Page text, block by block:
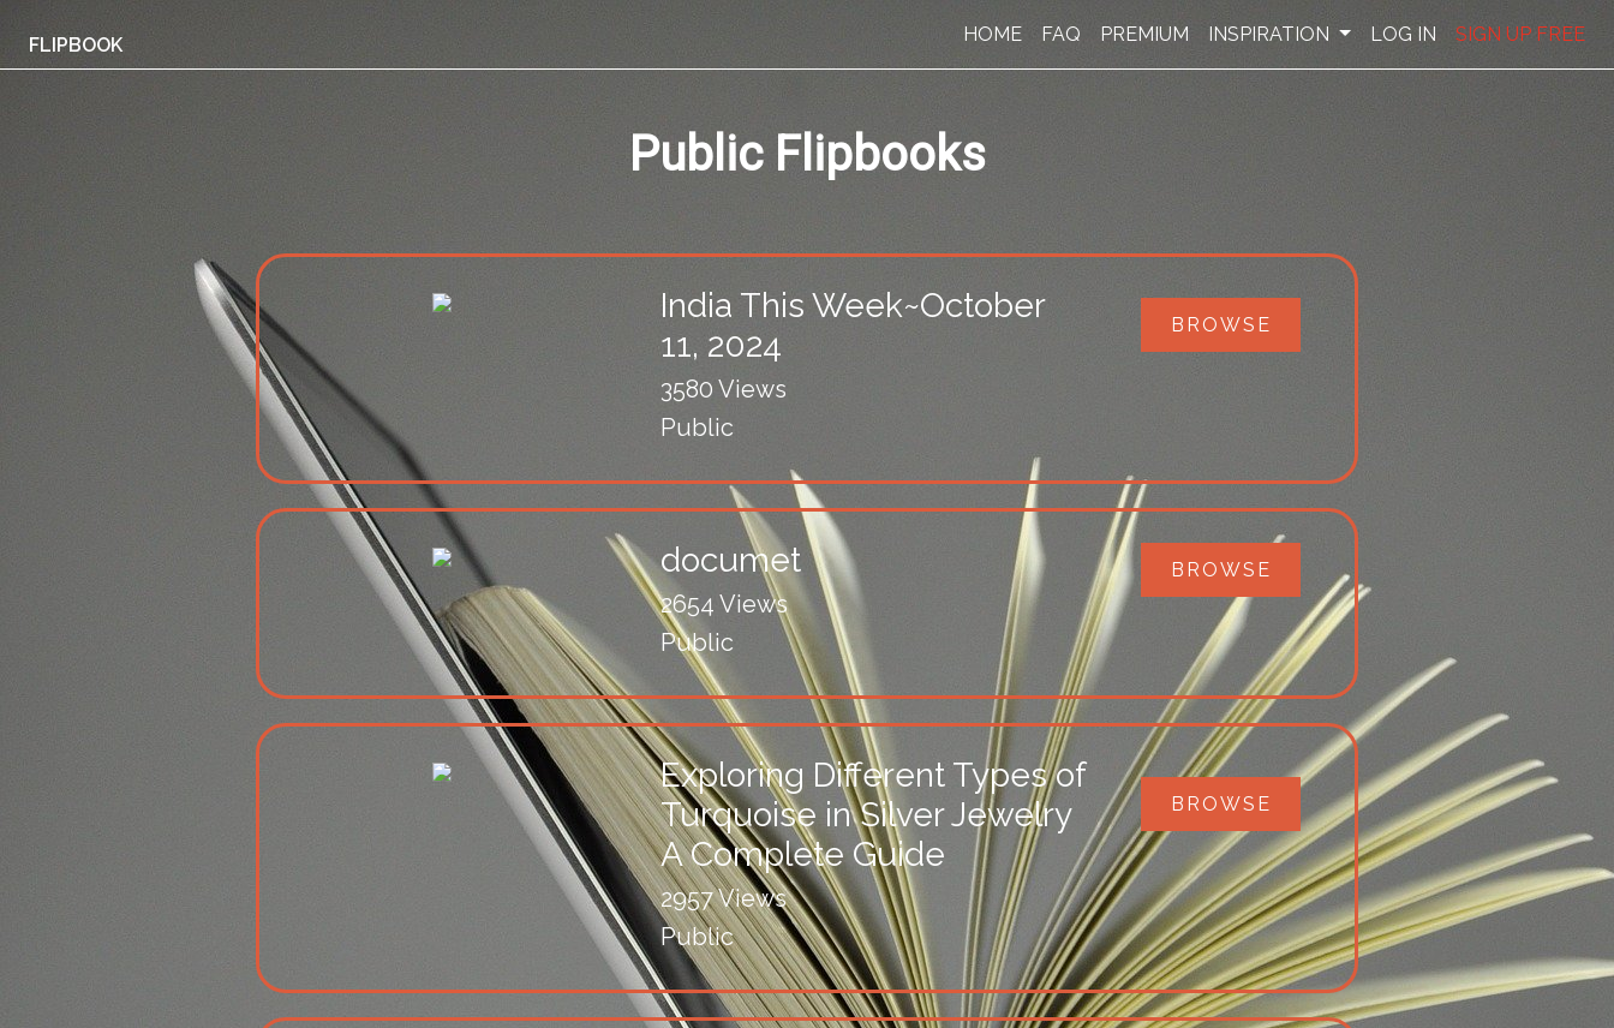
FLIPBOOK HOME FAQ PREMIUM INSPIRATION LOG IN SIGN UP FREE
Public Flipbooks
India This Week~October
11, 2024
3580 Views
Public
BROWSE
documet
2654 Views
Public
BROWSE
Exploring Different Types of
Turquoise in Silver Jewelry
A Complete Guide
2957 Views
Public
BROWSE